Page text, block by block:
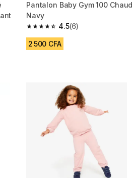
reviews
Pantalon Baby Gym 100 Chaud
Navy
4.5
4.5 out of 5 stars from 6
(6)
2 500 CFA